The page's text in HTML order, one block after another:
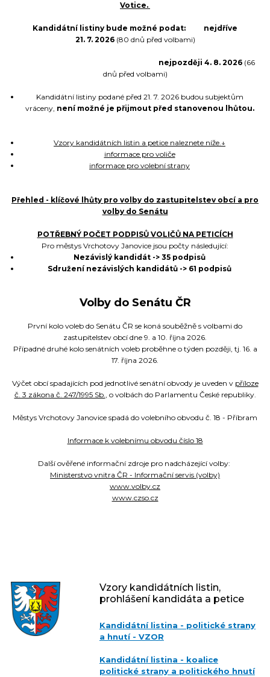
Votice.
Kandidátní listiny bude možné podat:
nejdříve
21. 7. 2026(80 dnů před volbami)
nejpozději 4. 8. 2026(66
dnů před volbami)
Kandidátní listiny podané před 21. 7. 2026 budou subjektům
vráceny, není možné je přijmout před stanovenou lhůtou.
Vzory kandidátních listin a petice naleznete níže.↓
informace pro voliče
informace pro volební strany
Přehled - klíčové lhůty pro volby do zastupitelstev obcí a pro
volby do Senátu
POTŘEBNÝ POČET PODPISŮ VOLIČŮ NA PETICÍCH
Pro městys Vrchotovy Janovice jsou počty následující:
Nezávislý kandidát -> 35 podpisů
Sdružení nezávislých kandidátů -> 61 podpisů
Volby do Senátu ČR
První kolo voleb do Senátu ČR se koná souběžně s volbami do
zastupitelstev obcí dne 9. a 10. října 2026.
Případné druhé kolo senátních voleb proběhne o týden později, tj. 16. a
17. října 2026.
Výčet obcí spadajících pod jednotlivé senátní obvody je uveden v příloze
č. 3 zákona č. 247/1995 Sb., o volbách do Parlamentu České republiky.
Městys Vrchotovy Janovice spadá do volebního obvodu č. 18 - Příbram
Informace k volebnímu obvodu číslo 18
Další ověřené informační zdroje pro nadcházející volby:
Ministerstvo vnitra ČR - Informační servis (volby)
www.volby.cz
www.czso.cz
Vzory kandidátních listin,
prohlášení kandidáta a petice
Kandidátní listina - politické strany
a hnutí - VZOR
Kandidátní listina - koalice
politické strany a politického hnutí